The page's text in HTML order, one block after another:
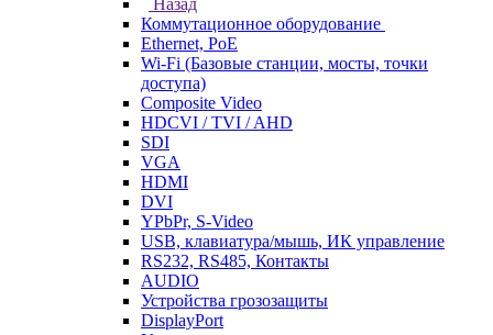
Назад
Коммутационное оборудование
Ethernet, PoE
Wi-Fi (Базовые станции, мосты, точки
доступа)
Composite Video
HDCVI / TVI / AHD
SDI
VGA
HDMI
DVI
YPbPr, S-Video
USB, клавиатура/мышь, ИК управление
RS232, RS485, Контакты
AUDIO
Устройства грозозащиты
DisplayPort